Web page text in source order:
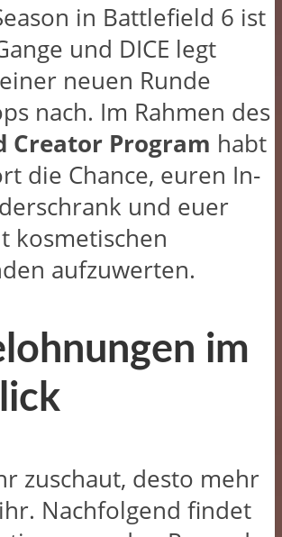
in Battlefield 6 ist
und DICE legt
neuen Runde
nach. Im Rahmen des
Creator Program habt
die Chance, euren In-
und euer
kosmetischen
aufzuwerten.
im
zuschaut, desto mehr
Nachfolgend findet